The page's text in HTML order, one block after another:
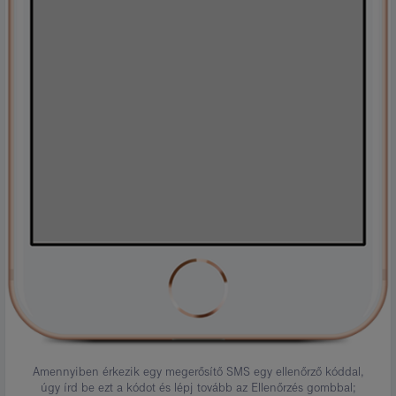
Amennyiben érkezik egy megerősítő SMS egy ellenőrző kóddal,
úgy írd be ezt a kódot és lépj tovább az Ellenőrzés gombbal;